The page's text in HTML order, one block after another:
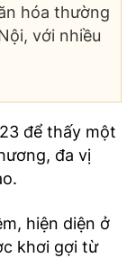
hóa thường
với nhiều
để thấy một
đa vị
hiện diện ở
khơi gợi từ